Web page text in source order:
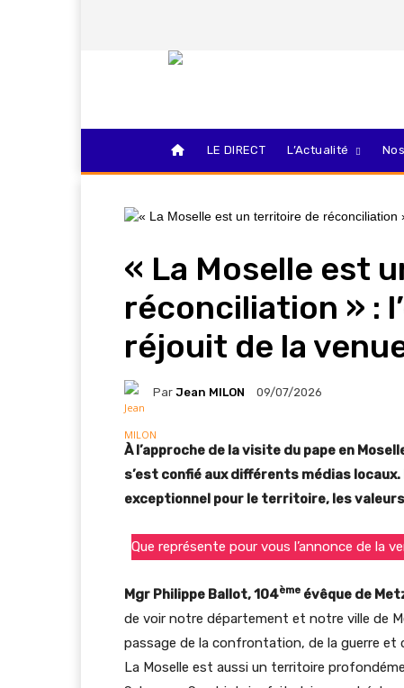
LE DIRECT L’Actualité
« La Moselle est
réconciliation » :
réjouit de la
Par Jean MILON 09/07/2026
À l’approche de la visite du pape en
s’est confié aux différents médias
exceptionnel pour le territoire, les
Que représente pour vous l’annonce de la
Mgr Philippe Ballot, 104ème évêque de
de voir notre département et notre ville de
passage de la confrontation, de la guerre et
La Moselle est aussi un territoire